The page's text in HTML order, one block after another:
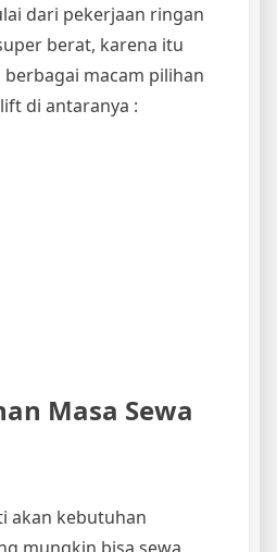
dari pekerjaan ringan
berat, karena itu
macam pilihan
di antaranya :
Masa Sewa
akan kebutuhan